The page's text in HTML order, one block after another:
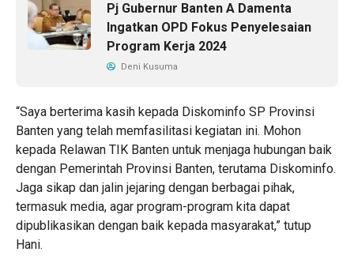
Pj Gubernur Banten A Damenta
Ingatkan OPD Fokus Penyelesaian
Program Kerja 2024
Deni Kusuma
“Saya berterima kasih kepada Diskominfo SP Provinsi
Banten yang telah memfasilitasi kegiatan ini. Mohon
kepada Relawan TIK Banten untuk menjaga hubungan baik
dengan Pemerintah Provinsi Banten, terutama Diskominfo.
Jaga sikap dan jalin jejaring dengan berbagai pihak,
termasuk media, agar program-program kita dapat
dipublikasikan dengan baik kepada masyarakat,” tutup
Hani.